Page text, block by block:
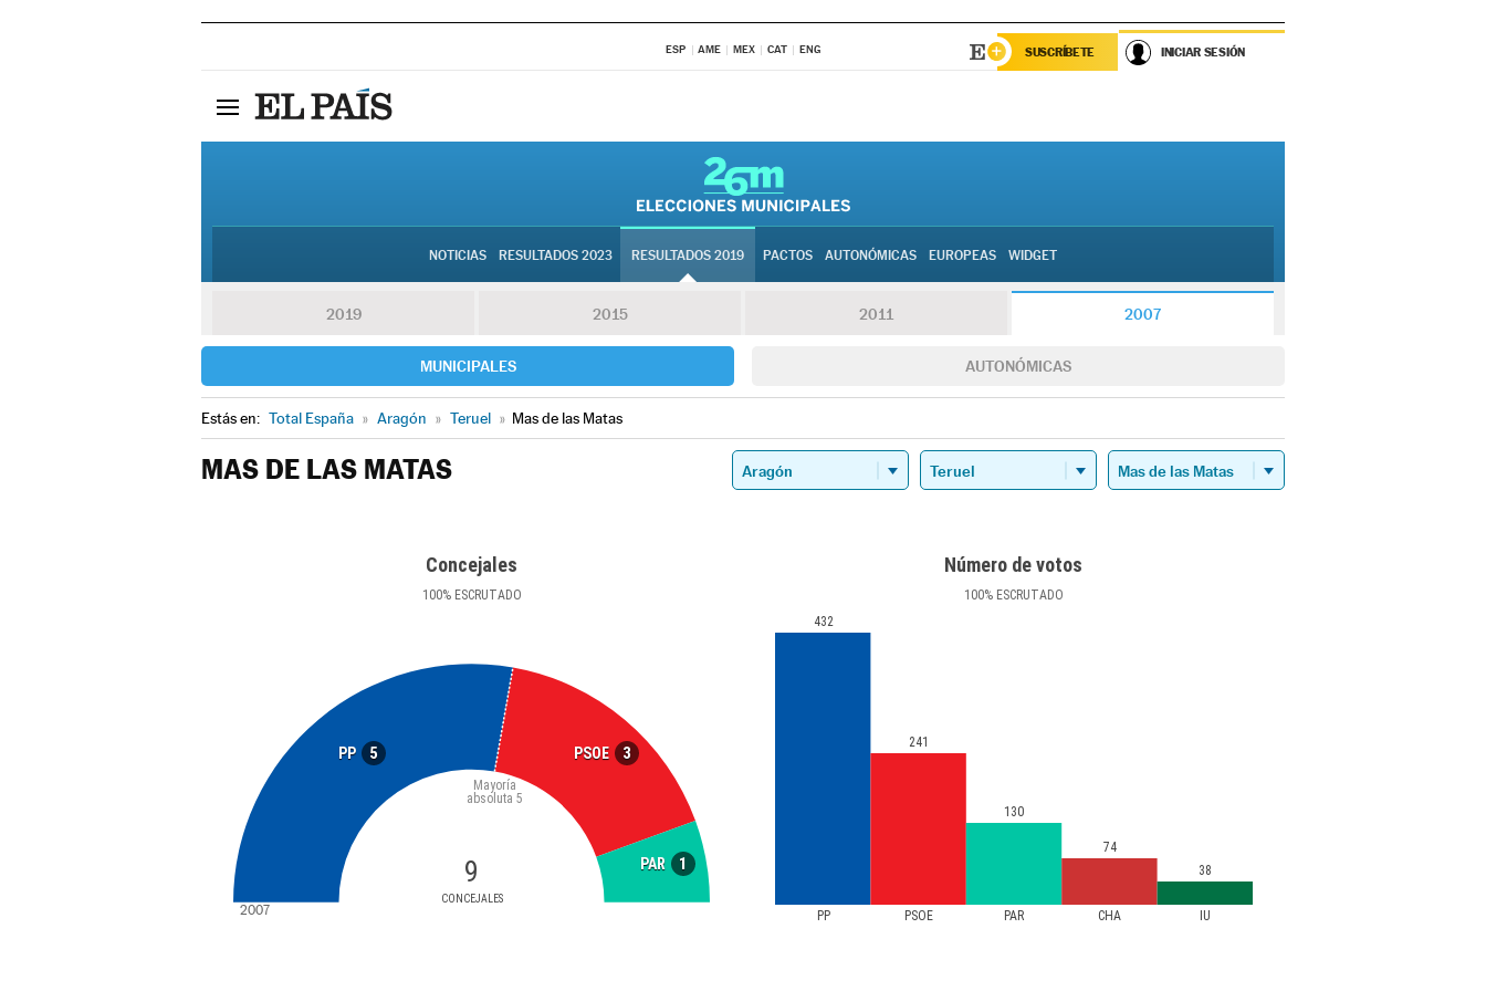
ESP AME MEX CAT ENG SUSCRÍBETE INICIAR SESIÓN
NOTICIAS RESULTADOS 2023 RESULTADOS 2019 PACTOS AUTONÓMICAS EUROPEAS WIDGET
2019 2015 2011 2007
MUNICIPALES AUTONÓMICAS
Estás en: Total España » Aragón » Teruel » Mas de las Matas
MAS DE LAS MATAS
Concejales
100%ESCRUTADO
PP 5 PSOE 3
PAR 1
9
CONCEJALES
Mayoría
absoluta 5
2007
Número de votos
100%ESCRUTADO
PP PSOE PAR CHA IU
432
241
130
74
38